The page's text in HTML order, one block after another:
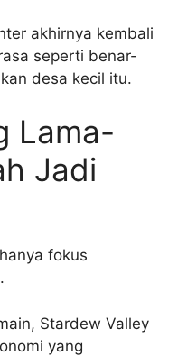
akhirnya kembali
seperti benar-
desa kecil itu.
Lama-
Jadi
fokus
Stardew Valley
yang